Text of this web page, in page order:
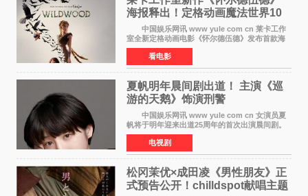
海报释出！定格动画魔法世界10
月开启
中国娱乐网讯 www yule com cn 莱卡工作
室全新定格动画电影《怀尔德伍德》发布首款海
报，女孩为找回弟弟走入黑暗、宏大的林中魔法
世界，一场关于勇气与亲情的奇幻冒险即将展
开。 本片由特
看电影
夏帆明年晨间剧出道！ 主演《巡
游的天鹅》饰演刑警
中国娱乐网讯 www yule com cn 女演员夏
帆将于明年迎来出道25周年的首次出演晨间剧。
NHK于8月4日宣布她将出演明年（2027年度）上
半期的晨间剧《巡游的天鹅》，饰演与女主角森
田望智饰演的生
电视剧
松冈茉优×成田凌《男性朋友》正
式预告公开！chilldspot献唱主题